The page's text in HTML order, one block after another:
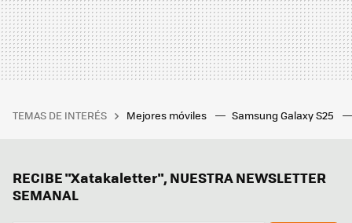
TEMAS DE INTERÉS Mejores móviles Samsung Galaxy S25
RECIBE "Xatakaletter", NUESTRA NEWSLETTER
SEMANAL